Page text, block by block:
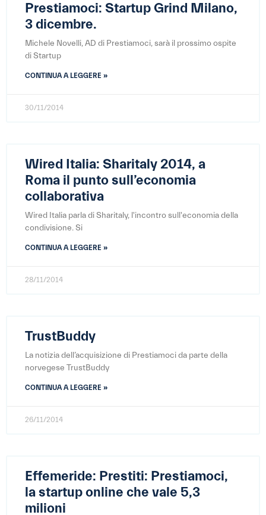
Prestiamoci: Startup Grind Milano,
3 dicembre.
Michele Novelli, AD di Prestiamoci, sarà il prossimo ospite
di Startup
CONTINUA A LEGGERE »
30/11/2014
Wired Italia: Sharitaly 2014, a
Roma il punto sull’economia
collaborativa
Wired Italia parla di Sharitaly, l'incontro sull'economia della
condivisione. Si
CONTINUA A LEGGERE »
28/11/2014
TrustBuddy
La notizia dell’acquisizione di Prestiamoci da parte della
norvegese TrustBuddy
CONTINUA A LEGGERE »
26/11/2014
Effemeride: Prestiti: Prestiamoci,
la startup online che vale 5,3
milioni